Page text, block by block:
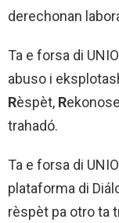
derechonan
Ta e forsa di
abuso i
Rèspèt, R
trahadó.
Ta e forsa di
plataforma di
rèspèt pa otro ta